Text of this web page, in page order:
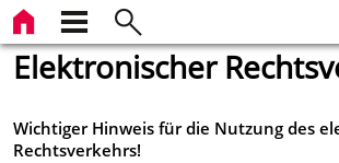
Elektronischer
Wichtiger Hinweis für die Nutzung des
Rechtsverkehrs!